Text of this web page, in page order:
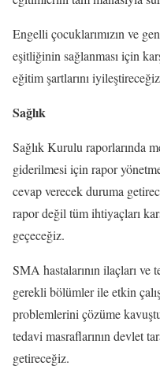
Engelli çocuklarımızın ve
eşitliğinin sağlanması için
eğitim şartlarını
Sağlık
Sağlık Kurulu raporlarında
giderilmesi için rapor
cevap verecek duruma
rapor değil tüm ihtiyaçları
geçeceğiz.
SMA hastalarının ilaçları ve
gerekli bölümler ile etkin
problemlerini çözüme
tedavi masraflarının devlet
getireceğiz.